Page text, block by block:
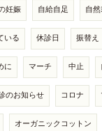
妊娠 自給自足 自
いる 休診日 振替え
に マーチ 中止
のお知らせ コロナ
オーガニックコットン